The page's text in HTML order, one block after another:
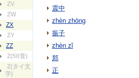
ZV
ZW
ZX
ZY
ZZ
Z(50音)
Z(タイ文
字)
震中
zhèn zhōng
振子
zhèn zǐ
郑
正